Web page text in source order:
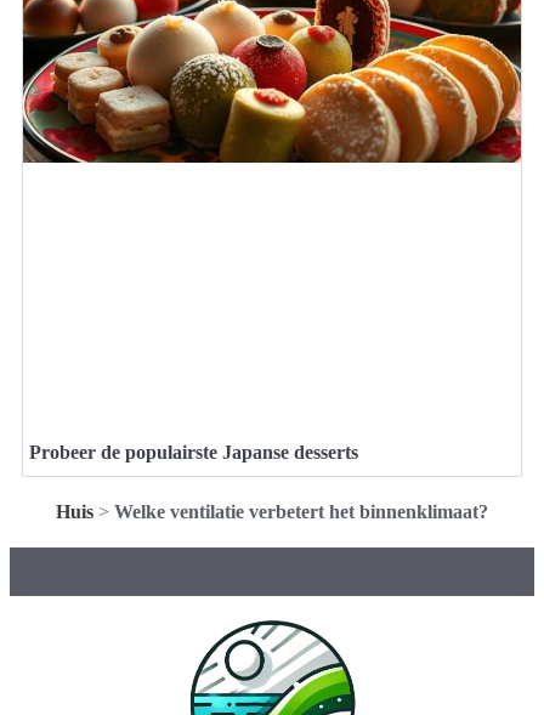
Probeer de populairste Japanse desserts
Huis > Welke ventilatie verbetert het binnenklimaat?